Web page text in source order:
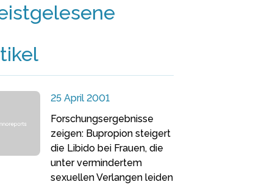
25 April 2001
Forschungsergebnisse
zeigen: Bupropion steigert
die Libido bei Frauen, die
unter vermindertem
sexuellen Verlangen leiden